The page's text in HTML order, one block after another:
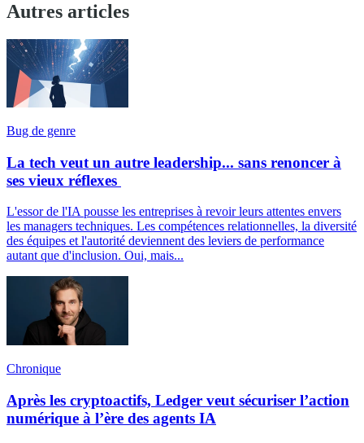
Autres articles
Bug de genre
La tech veut un autre leadership... sans renoncer à
ses vieux réflexes
L'essor de l'IA pousse les entreprises à revoir leurs attentes envers
les managers techniques. Les compétences relationnelles, la diversité
des équipes et l'autorité deviennent des leviers de performance
autant que d'inclusion. Oui, mais...
Chronique
Après les cryptoactifs, Ledger veut sécuriser l’action
numérique à l’ère des agents IA